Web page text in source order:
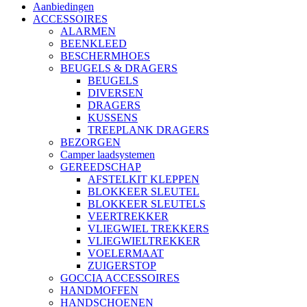
Aanbiedingen
ACCESSOIRES
ALARMEN
BEENKLEED
BESCHERMHOES
BEUGELS & DRAGERS
BEUGELS
DIVERSEN
DRAGERS
KUSSENS
TREEPLANK DRAGERS
BEZORGEN
Camper laadsystemen
GEREEDSCHAP
AFSTELKIT KLEPPEN
BLOKKEER SLEUTEL
BLOKKEER SLEUTELS
VEERTREKKER
VLIEGWIEL TREKKERS
VLIEGWIELTREKKER
VOELERMAAT
ZUIGERSTOP
GOCCIA ACCESSOIRES
HANDMOFFEN
HANDSCHOENEN